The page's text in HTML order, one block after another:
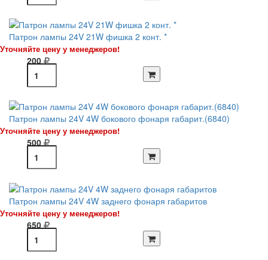
Патрон лампы 24V 21W фишка 2 конт. *
Уточняйте цену у менеджеров!
200
Патрон лампы 24V 4W бокового фонаря габарит.(6840)
Уточняйте цену у менеджеров!
500
Патрон лампы 24V 4W заднего фонаря габаритов
Уточняйте цену у менеджеров!
650